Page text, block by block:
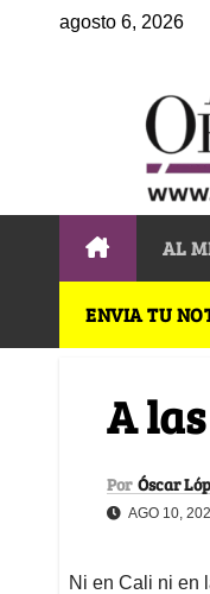
agosto 6, 2026
AL
ENVIA TU
A
Por Óscar
AGO 10,
Ni en Cali ni en